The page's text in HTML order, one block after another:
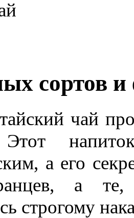
сортов и
чай
Этот
а его
а
строгому